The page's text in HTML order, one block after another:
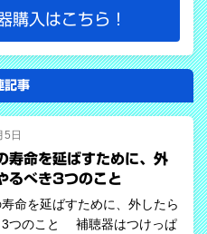
購入はこちら！
記事
5日
寿命を延ばすために、外
るべき3つのこと
命を延ばすために、外したら
3つのこと 補聴器はつけっぱ